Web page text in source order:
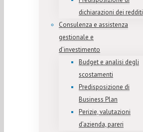
dichiarazioni dei redditi
Consulenza e assistenza
gestionale e
d’investimento
Budget e analisi degli
scostamenti
Predisposizione di
Business Plan
Perizie, valutazioni
d’azienda, pareri